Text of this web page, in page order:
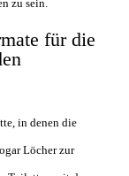
zu sein.
für die
in denen die
Löcher zur